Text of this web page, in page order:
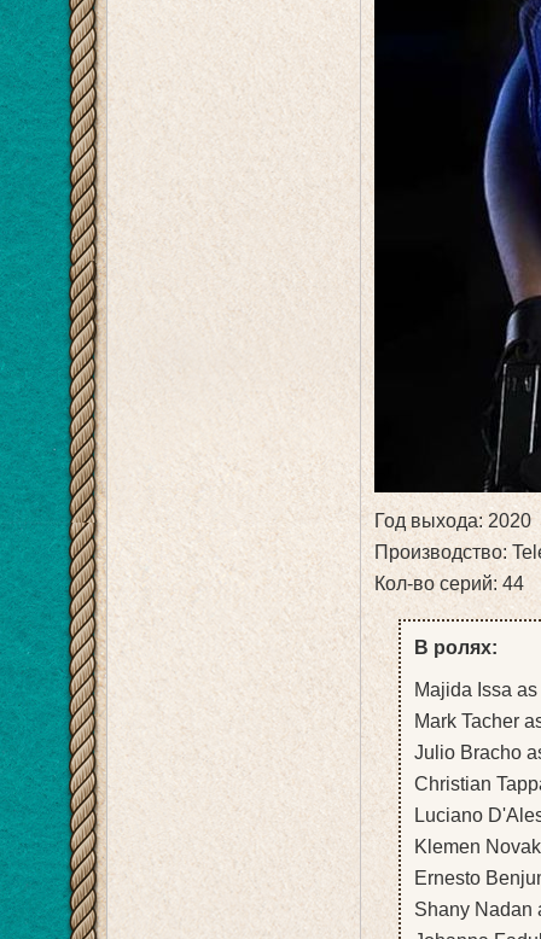
Год выхода: 2020
Производство:
Кол-во серий: 44
В ролях:
Majida Issa
Mark Tacher
Julio Bracho
Christian
Luciano
Klemen
Ernesto
Shany Nadan